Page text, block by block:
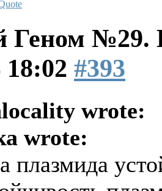
Геном №29.
#393
wrote:
wrote:
плазмида